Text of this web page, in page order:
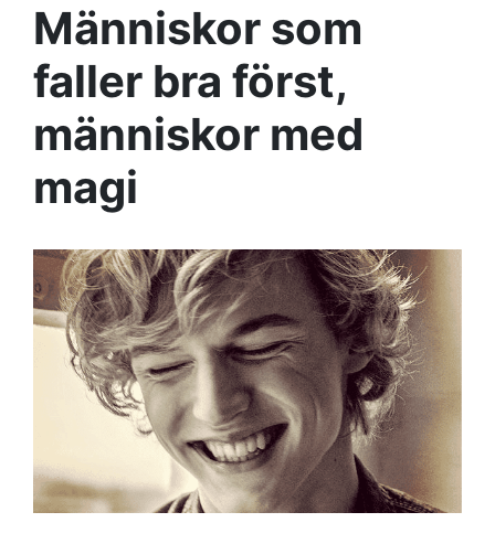
Människor som
faller bra först,
människor med
magi